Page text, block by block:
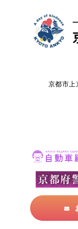
京都市上